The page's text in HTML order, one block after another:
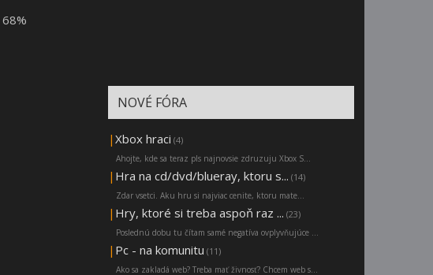
68%
NOVÉ FÓRA
| Xbox hraci (4)
Ahojte, kde sa teraz pls najnovsie zdruzuju Xbox S...
| Hra na cd/dvd/blueray, ktoru s... (14)
Zdar vsetci. Aku hru si najviac cenite, ktoru mate...
| Hry, ktoré si treba aspoň raz ... (23)
Poslednú dobu tu čítam samé negatíva ovplyvňujúce ...
| Pc - na komunitu (11)
Ako sa zakladá web? Treba mať živnosť? Chcem web s...